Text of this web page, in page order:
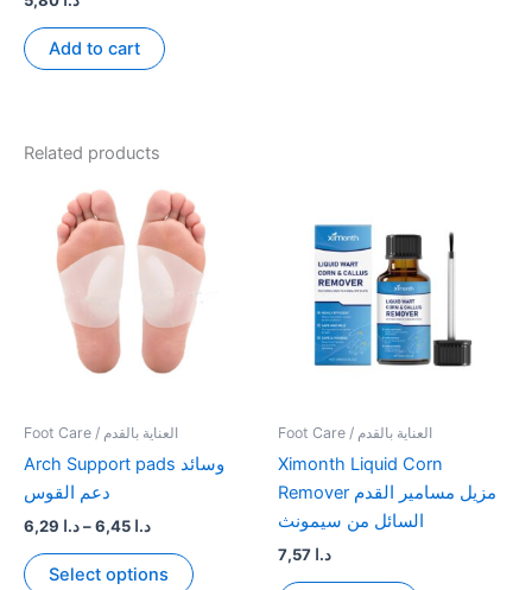
Add to cart
Related products
Foot Care / العناية بالقدم
Arch Support pads وسائد
دعم القوس
د.ا– د.اPrice
د.ا 6,29
through
Select options
product
Foot Care / العناية بالقدم
Ximonth Liquid Corn
Remover مزيل مسامير القدم
السائل من سيمونث
د.ا